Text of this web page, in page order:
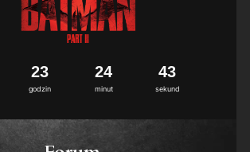
godzin
23
minut
24
sekund
43